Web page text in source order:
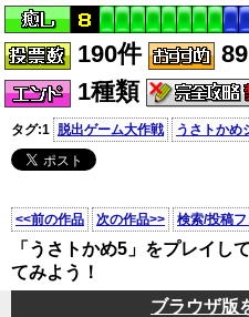
190件
1種類
タグ:1 脱出ゲーム大作戦 うさトかめ
<<前の作品 次の作品>> 検索/投稿
「うさトかめ5」をプレイし
てみよう！
ブラウザ版